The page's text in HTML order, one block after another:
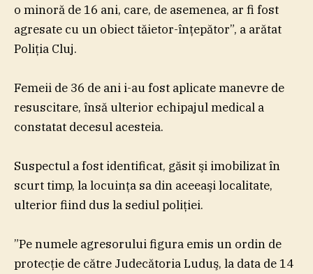
o minoră de 16 ani, care, de asemenea, ar fi fost
agresate cu un obiect tăietor-înţepător”, a arătat
Poliţia Cluj.
Femeii de 36 de ani i-au fost aplicate manevre de
resuscitare, însă ulterior echipajul medical a
constatat decesul acesteia.
Suspectul a fost identificat, găsit şi imobilizat în
scurt timp, la locuinţa sa din aceeaşi localitate,
ulterior fiind dus la sediul poliţiei.
”Pe numele agresorului figura emis un ordin de
protecţie de către Judecătoria Luduş, la data de 14